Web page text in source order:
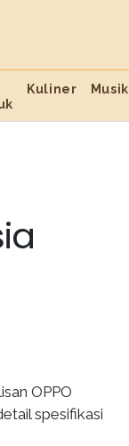
Kuliner Musik
OPPO
spesifikasi